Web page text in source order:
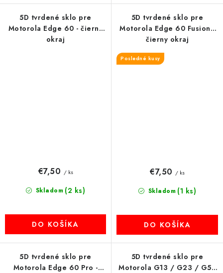
5D tvrdené sklo pre
Motorola Edge 60 - čierny
okraj
Skladom (2 ks)
€7,50 / ks
DO KOŠÍKA
5D tvrdené sklo pre
Motorola Edge 60 Fusion -
čierny okraj
Posledné kusy
Skladom (1 ks)
€7,50 / ks
DO KOŠÍKA
5D tvrdené sklo pre
Motorola Edge 60 Pro -
5D tvrdené sklo pre
Motorola G13 / G23 / G53